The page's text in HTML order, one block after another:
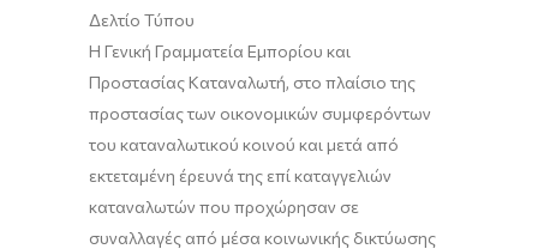
Δελτίο Τύπου
Η Γενική Γραμματεία Εμπορίου και
Προστασίας Καταναλωτή, στο πλαίσιο της
προστασίας των οικονομικών συμφερόντων
του καταναλωτικού κοινού και μετά από
εκτεταμένη έρευνά της επί καταγγελιών
καταναλωτών που προχώρησαν σε
συναλλαγές από μέσα κοινωνικής δικτύωσης